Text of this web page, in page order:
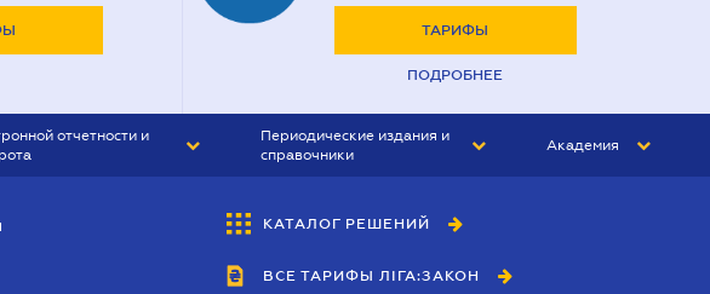
ТАРИФЫ
ПОДРОБНЕЕ
отчетности и
Периодические издания и
справочники
БУХГАЛТЕР&ЗАКОН
ВЕСТНИК МСФО
Академия
КАТАЛОГ РЕШЕНИЙ
ВСЕ ТАРИФЫ ЛІГА:ЗАКОН